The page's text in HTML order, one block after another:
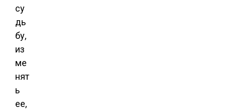
су
дь
бу,
из
ме
нят
ь
ее,